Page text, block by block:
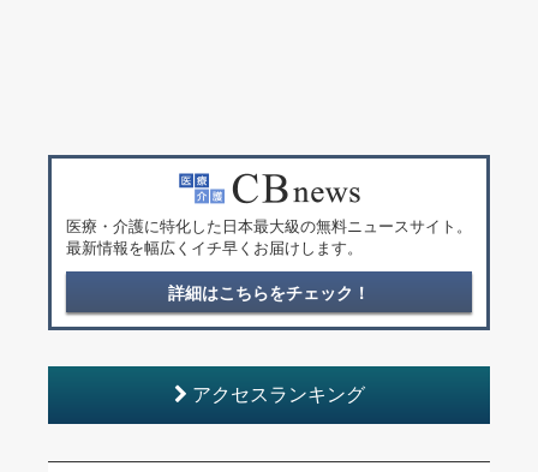
医療・介護に特化した日本最大級の無料ニュースサイト。
最新情報を幅広くイチ早くお届けします。
詳細はこちらをチェック！
アクセスランキング